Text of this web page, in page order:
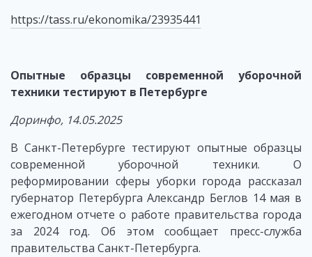
https://tass.ru/ekonomika/23935441
Опытные образцы современной уборочной
техники тестируют в Петербурге
Доринфо, 14.05.2025
В Санкт-Петербурге тестируют опытные образцы
современной уборочной техники. О
реформировании сферы уборки города рассказал
губернатор Петербурга Александр Беглов 14 мая в
ежегодном отчете о работе правительства города
за 2024 год. Об этом сообщает пресс-служба
правительства Санкт-Петербурга.